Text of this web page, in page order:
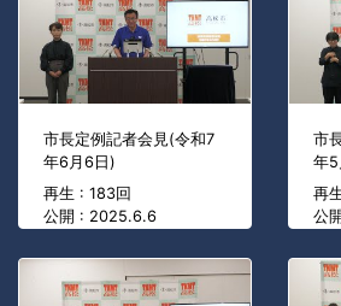
市長定例記者会見(令和7
年6月6日)
再生 : 183回
公開 : 2025.6.6
市
年
再
公